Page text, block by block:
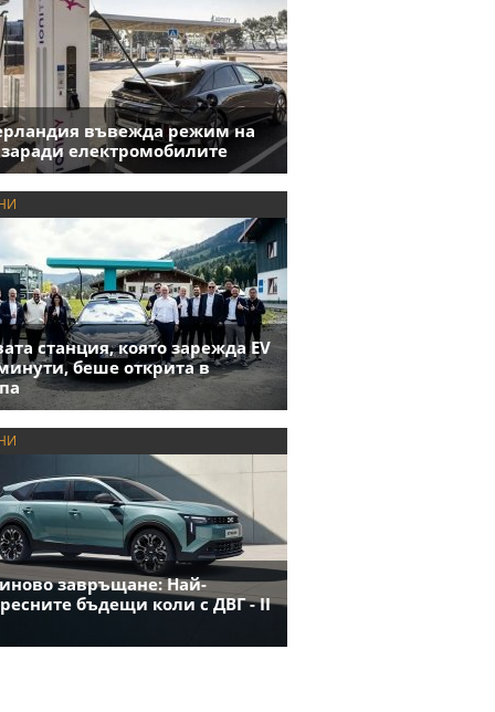
въвежда режим на
заради електромобилите
станция, която зарежда EV
беше открита в
завръщане: Най-
бъдещи коли с ДВГ - II